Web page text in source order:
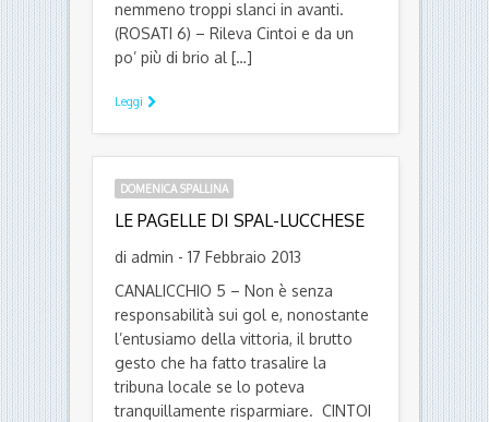
nemmeno troppi slanci in avanti.
(ROSATI 6) – Rileva Cintoi e da un
po’ più di brio al […]
Leggi
DOMENICA SPALLINA
LE PAGELLE DI SPAL-LUCCHESE
di admin - 17 Febbraio 2013
CANALICCHIO 5 – Non è senza
responsabilità sui gol e, nonostante
l’entusiamo della vittoria, il brutto
gesto che ha fatto trasalire la
tribuna locale se lo poteva
tranquillamente risparmiare. CINTOI